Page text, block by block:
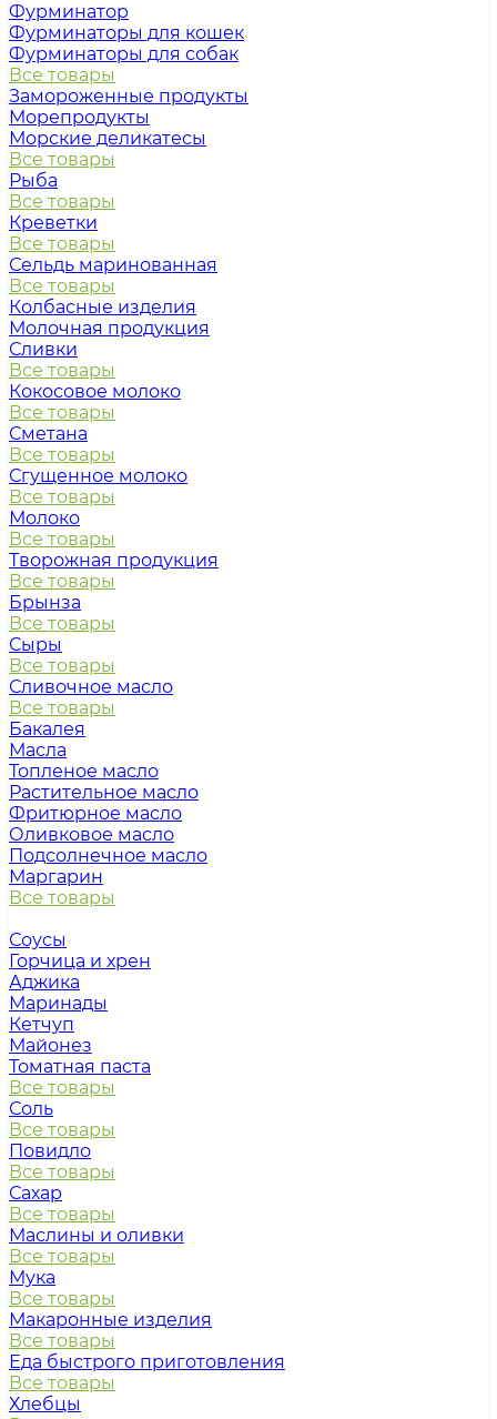
Фурминатор
Фурминаторы для кошек
Фурминаторы для собак
Все товары
Замороженные продукты
Морепродукты
Морские деликатесы
Все товары
Рыба
Все товары
Креветки
Все товары
Сельдь маринованная
Все товары
Колбасные изделия
Молочная продукция
Сливки
Все товары
Кокосовое молоко
Все товары
Сметана
Все товары
Сгущенное молоко
Все товары
Молоко
Все товары
Творожная продукция
Все товары
Брынза
Все товары
Сыры
Все товары
Сливочное масло
Все товары
Бакалея
Масла
Топленое масло
Растительное масло
Фритюрное масло
Оливковое масло
Подсолнечное масло
Маргарин
Все товары
Соусы
Горчица и хрен
Аджика
Маринады
Кетчуп
Майонез
Томатная паста
Все товары
Соль
Все товары
Повидло
Все товары
Сахар
Все товары
Маслины и оливки
Все товары
Мука
Все товары
Макаронные изделия
Все товары
Еда быстрого приготовления
Все товары
Хлебцы